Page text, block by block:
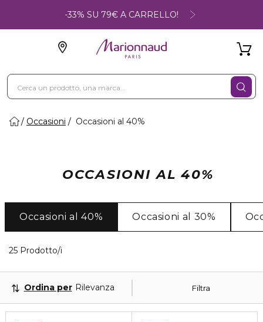
-33% SU 79€ A CARRELLO!
Occasioni Occasioni al 40%
OCCASIONI AL 40%
Occasioni al 40% Occasioni al 30%
25 Prodotto/i
Filtra
Ordina per Rilevanza